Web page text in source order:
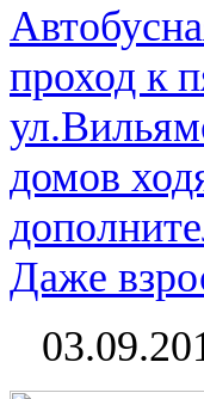
проход к
домов
Даже